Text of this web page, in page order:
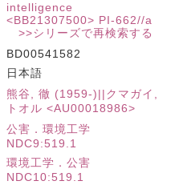
intelligence
<BB21307500> PI-662//a
>>シリーズで再検索する
BD00541582
日本語
熊谷, 徹 (1959-)||クマガイ,
トオル <AU00018986>
公害．環境工学
NDC9:519.1
環境工学．公害
NDC10:519.1